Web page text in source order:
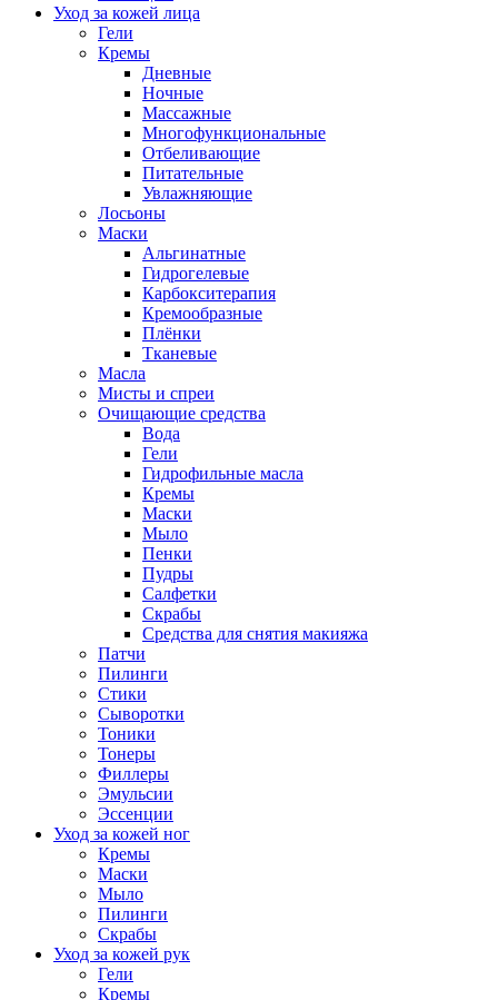
Уход за кожей лица
Гели
Кремы
Дневные
Ночные
Массажные
Многофункциональные
Отбеливающие
Питательные
Увлажняющие
Лосьоны
Маски
Альгинатные
Гидрогелевые
Карбокситерапия
Кремообразные
Плёнки
Тканевые
Масла
Мисты и спреи
Очищающие средства
Вода
Гели
Гидрофильные масла
Кремы
Маски
Мыло
Пенки
Пудры
Салфетки
Скрабы
Средства для снятия макияжа
Патчи
Пилинги
Стики
Сыворотки
Тоники
Тонеры
Филлеры
Эмульсии
Эссенции
Уход за кожей ног
Кремы
Маски
Мыло
Пилинги
Скрабы
Уход за кожей рук
Гели
Кремы